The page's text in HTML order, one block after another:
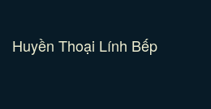
Huyền Thoại Lính Bếp